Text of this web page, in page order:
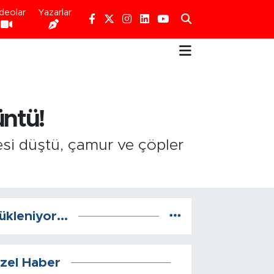
Yazarlar
düştü, çamur ve çöpler
Haber